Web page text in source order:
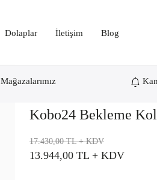
Dolaplar İletişim Blog
Mağazalarımız
Kobo24 Bekleme
13.944,00 TL + KDV
17.430,00 TL+ KDV